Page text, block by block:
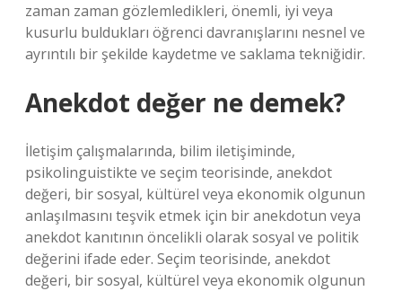
zaman zaman gözlemledikleri, önemli, iyi veya
kusurlu buldukları öğrenci davranışlarını nesnel ve
ayrıntılı bir şekilde kaydetme ve saklama tekniğidir.
Anekdot değer ne demek?
İletişim çalışmalarında, bilim iletişiminde,
psikolinguistikte ve seçim teorisinde, anekdot
değeri, bir sosyal, kültürel veya ekonomik olgunun
anlaşılmasını teşvik etmek için bir anekdotun veya
anekdot kanıtının öncelikli olarak sosyal ve politik
değerini ifade eder. Seçim teorisinde, anekdot
değeri, bir sosyal, kültürel veya ekonomik olgunun